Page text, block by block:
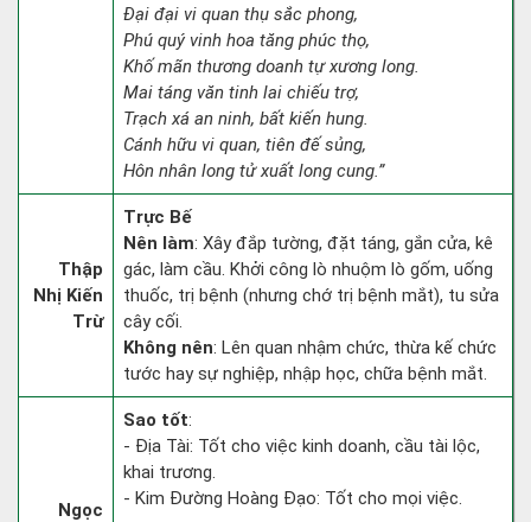
Đại đại vi quan thụ sắc phong,
Phú quý vinh hoa tăng phúc thọ,
Khố mãn thương doanh tự xương long.
Mai táng văn tinh lai chiếu trợ,
Trạch xá an ninh, bất kiến hung.
Cánh hữu vi quan, tiên đế sủng,
Hôn nhân long tử xuất long cung.”
Thập
Nhị Kiến
Trừ
Trực Bế
Nên làm: Xây đắp tường, đặt táng, gắn cửa, kê
gác, làm cầu. Khởi công lò nhuộm lò gốm, uống
thuốc, trị bệnh (nhưng chớ trị bệnh mắt), tu sửa
cây cối.
Không nên: Lên quan nhậm chức, thừa kế chức
tước hay sự nghiệp, nhập học, chữa bệnh mắt.
Ngọc
Sao tốt:
- Địa Tài: Tốt cho việc kinh doanh, cầu tài lộc,
khai trương.
- Kim Đường Hoàng Đạo: Tốt cho mọi việc.